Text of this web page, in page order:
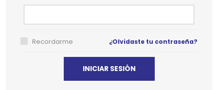
Recordarme ¿Olvidaste tu contraseña?